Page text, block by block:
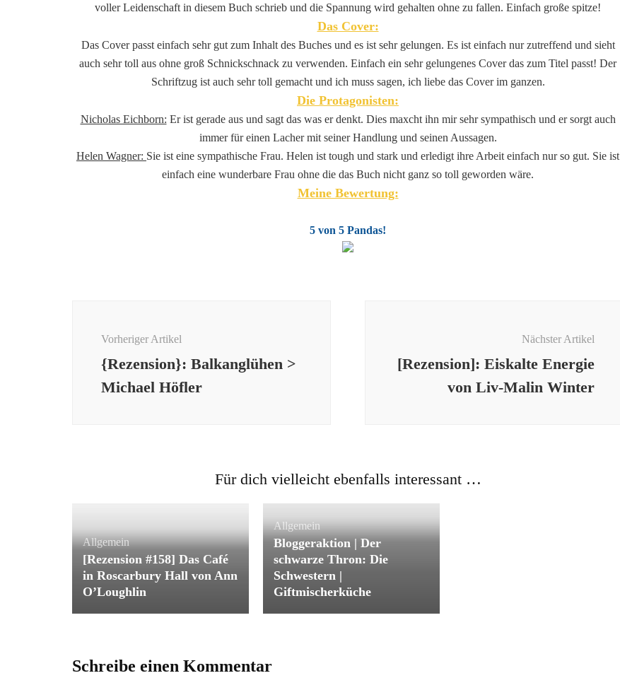
voller Leidenschaft in diesem Buch schrieb und die Spannung wird gehalten ohne zu fallen. Einfach große spitze!
Das Cover:
Das Cover passt einfach sehr gut zum Inhalt des Buches und es ist sehr gelungen. Es ist einfach nur zutreffend und sieht
auch sehr toll aus ohne groß Schnickschnack zu verwenden. Einfach ein sehr gelungenes Cover das zum Titel passt! Der
Schriftzug ist auch sehr toll gemacht und ich muss sagen, ich liebe das Cover im ganzen.
Die Protagonisten:
Nicholas Eichborn: Er ist gerade aus und sagt das was er denkt. Dies maxcht ihn mir sehr sympathisch und er sorgt auch
immer für einen Lacher mit seiner Handlung und seinen Aussagen.
Helen Wagner: Sie ist eine sympathische Frau. Helen ist tough und stark und erledigt ihre Arbeit einfach nur so gut. Sie ist
einfach eine wunderbare Frau ohne die das Buch nicht ganz so toll geworden wäre.
Meine Bewertung:
5 von 5 Pandas!
Vorheriger Artikel
{Rezension}: Balkanglühen >
Michael Höfler
Nächster Artikel
[Rezension]: Eiskalte Energie
von Liv-Malin Winter
Für dich vielleicht ebenfalls interessant …
Allgemein
[Rezension #158] Das Café
in Roscarbury Hall von Ann
O’Loughlin
Allgemein
Bloggeraktion | Der
schwarze Thron: Die
Schwestern |
Giftmischerküche
Bechert + Gewinnspiel
Schreibe einen Kommentar